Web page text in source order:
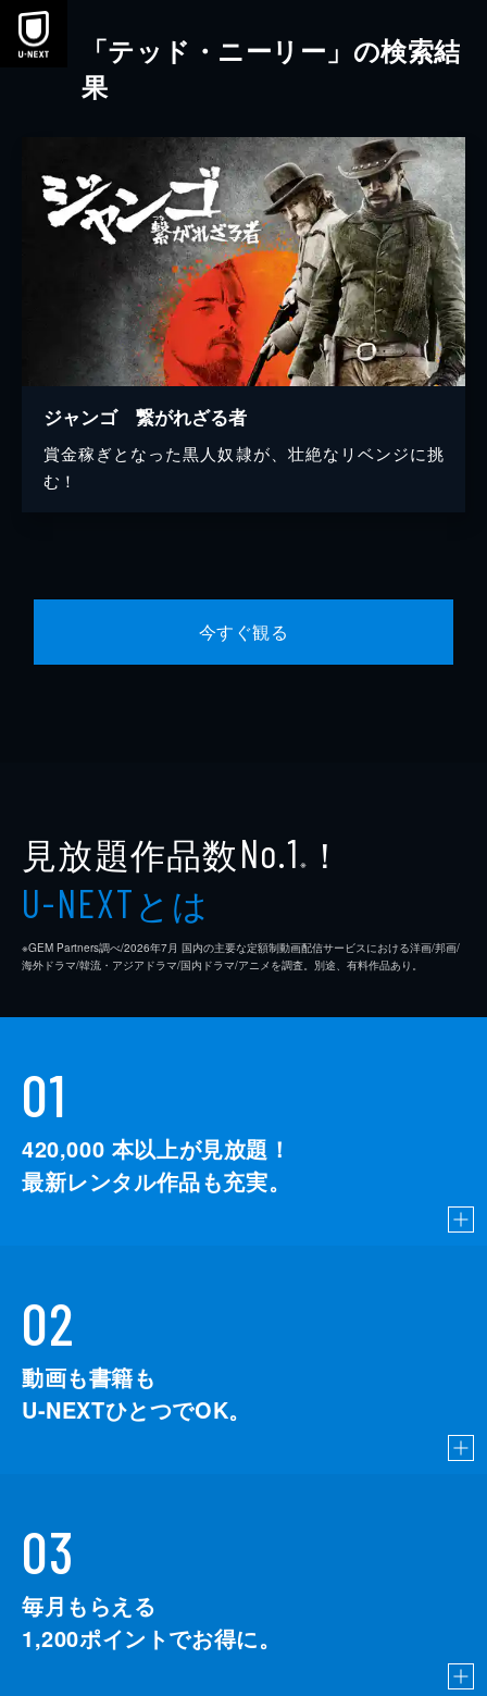
本文へスキップ
「テッド・ニーリー」の検索結
果
ジャンゴ 繋がれざる者
賞金稼ぎとなった黒人奴隷が、壮絶なリベンジに挑
む！
今すぐ観る
見放題作品数No.1 ※ ！
U-NEXTとは
※GEM Partners調べ/2026年7⽉ 国内の主要な定額制動画配信サービスにおける洋画/邦画/
海外ドラマ/韓流・アジアドラマ/国内ドラマ/アニメを調査。別途、有料作品あり。
01
420,000 本以上が見放題！
最新レンタル作品も充実。
02
動画も書籍も
U-NEXTひとつでOK。
03
毎月もらえる
1,200ポイントでお得に。